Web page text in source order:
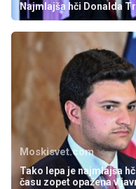
Najmlajša hči Donalda
Moskisvet.com
Tako lepa je najmlajša
času zopet opažena v